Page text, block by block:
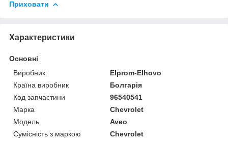
Приховати
Характеристики
Основні
Виробник
Elprom-Elhovo
Країна виробник
Болгарія
Код запчастини
96540541
Марка
Chevrolet
Модель
Aveo
Сумісність з маркою
Chevrolet